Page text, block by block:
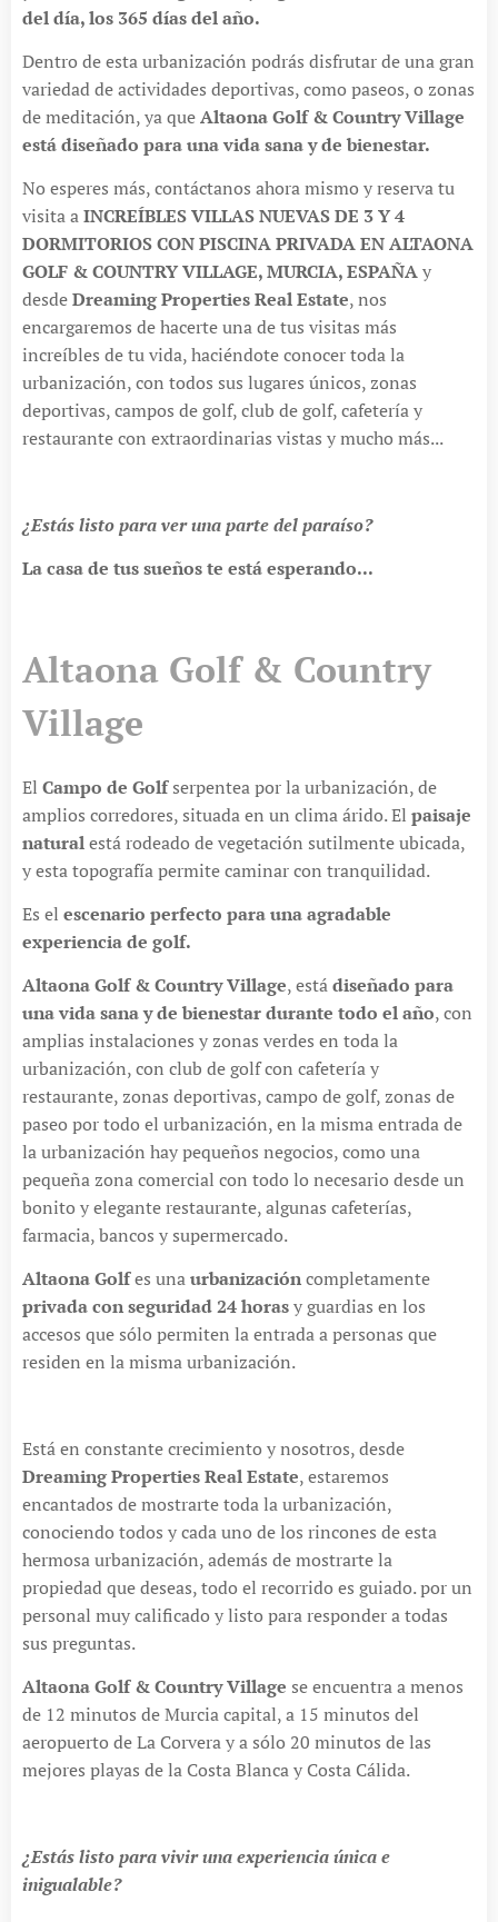
del día, los 365 días del año.
Dentro de esta urbanización podrás disfrutar de una gran
variedad de actividades deportivas, como paseos, o zonas
de meditación, ya queAltaona Golf & Country Village
está diseñado para una vida sana y de bienestar.
No esperes más, contáctanos ahora mismo y reserva tu
visita aINCREÍBLES VILLAS NUEVAS DE 3 Y 4
DORMITORIOS CON PISCINA PRIVADA EN ALTAONA
GOLF & COUNTRY VILLAGE, MURCIA, ESPAÑAy
desdeDreaming Properties Real Estate, nos
encargaremos de hacerte una de tus visitas más
increíbles de tu vida, haciéndote conocer toda la
urbanización, con todos sus lugares únicos, zonas
deportivas, campos de golf, club de golf, cafetería y
restaurante con extraordinarias vistas y mucho más...
¿Estás listo para ver una parte del paraíso?
La casa de tus sueños te está esperando...
Altaona Golf & Country
Village
El Campo de Golfserpentea por la urbanización, de
amplios corredores, situada en un clima árido. El paisaje
naturalestá rodeado de vegetación sutilmente ubicada,
y esta topografía permite caminar con tranquilidad.
Es el escenario perfecto para una agradable
experiencia de golf.
Altaona Golf & Country Village, estádiseñado para
una vida sana y de bienestar durante todo el año, con
amplias instalaciones y zonas verdes en toda la
urbanización, con club de golf con cafetería y
restaurante, zonas deportivas, campo de golf, zonas de
paseo por todo el urbanización, en la misma entrada de
la urbanización hay pequeños negocios, como una
pequeña zona comercial con todo lo necesario desde un
bonito y elegante restaurante, algunas cafeterías,
farmacia, bancos y supermercado.
Altaona Golfes unaurbanizacióncompletamente
privada con seguridad 24 horasy guardias en los
accesos que sólo permiten la entrada a personas que
residen en la misma urbanización.
Está en constante crecimiento y nosotros, desde
Dreaming Properties Real Estate, estaremos
encantados de mostrarte toda la urbanización,
conociendo todos y cada uno de los rincones de esta
hermosa urbanización, además de mostrarte la
propiedad que deseas, todo el recorrido es guiado. por un
personal muy calificado y listo para responder a todas
sus preguntas.
Altaona Golf & Country Village se encuentra a menos
de 12 minutos de Murcia capital, a 15 minutos del
aeropuerto de La Corvera y a sólo 20 minutos de las
mejores playas de la Costa Blanca y Costa Cálida.
¿Estás listo para vivir una experiencia única e
inigualable?